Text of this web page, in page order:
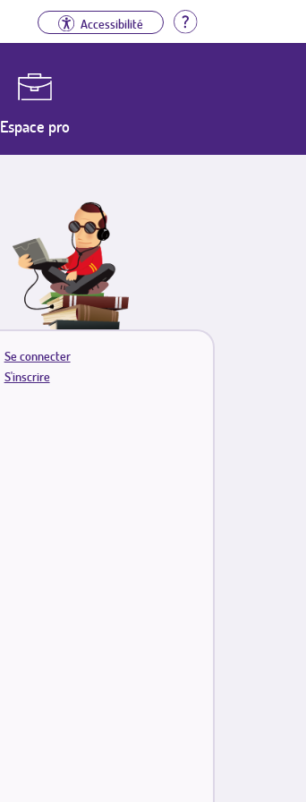
Accessibilité Aide
Espace pro
Se connecter
S'inscrire